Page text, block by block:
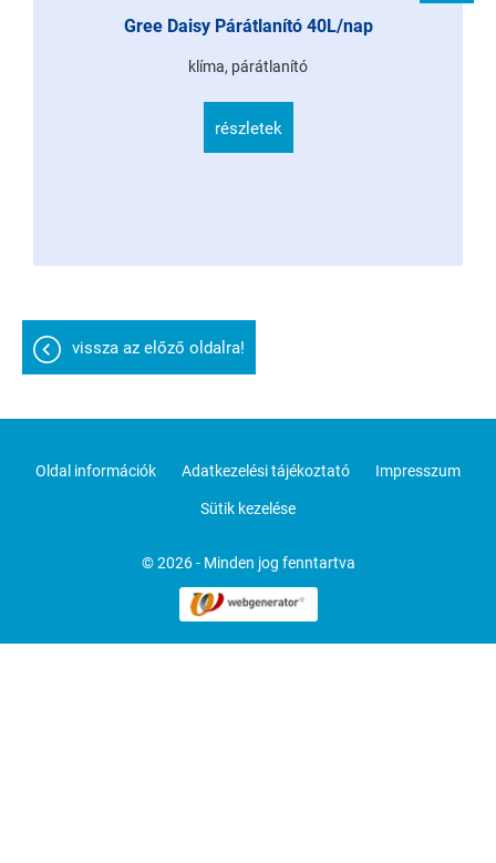
Gree Daisy Párátlanító 40L/nap
klíma, párátlanító
részletek
vissza az előző oldalra!
© 2026 - Minden jog fenntartva
Oldal információk Adatkezelési tájékoztató Impresszum
Sütik kezelése